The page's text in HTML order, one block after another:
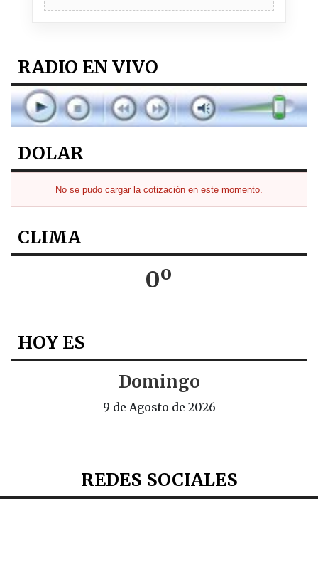
RADIO EN VIVO
DOLAR
No se pudo cargar la cotización en este momento.
CLIMA
0º
HOY ES
Domingo
9 de Agosto de 2026
REDES SOCIALES